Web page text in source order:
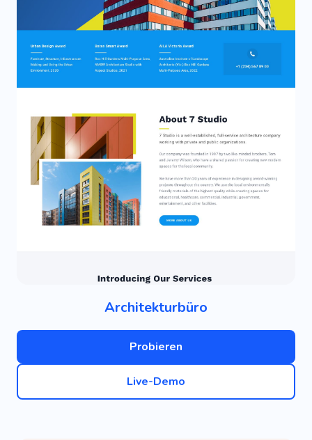
Architekturbüro
Probieren
Live-Demo